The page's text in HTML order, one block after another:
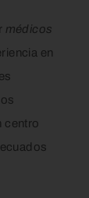
médicos
en
centro